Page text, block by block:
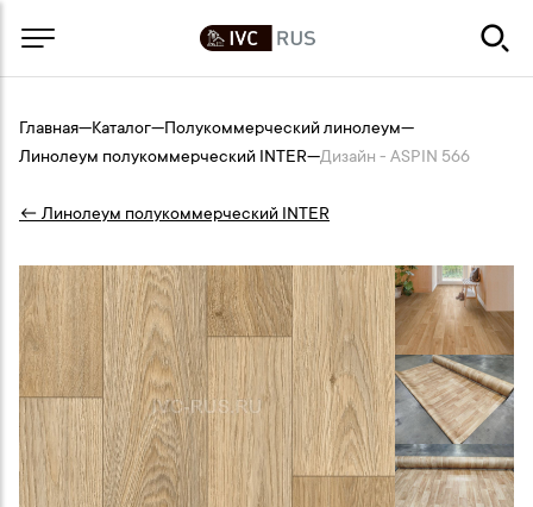
Главная—Каталог—Полукоммерческий линолеум—
Линолеум полукоммерческий INTER—Дизайн - ASPIN 566
← Линолеум полукоммерческий INTER